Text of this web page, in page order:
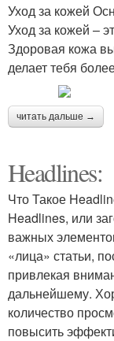
Уход за кожей
Уход за кожей –
Здоровая кожа
делает тебя
читать дальше →
Headlines:
Что Такое
Headlines, или
важных
«лица» статьи,
привлекая
дальнейшему.
количество
повысить